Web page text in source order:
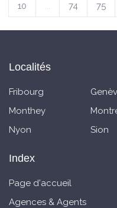
10 ... 74 75
Localités
Fribourg
Monthey
Nyon
Sion
Index
Page d'accueil
Agences & Agents